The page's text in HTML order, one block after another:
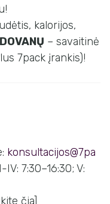
kalorijos,
DOVANŲ – savaitinė
7pack įrankis)!
konsultacijos@7pa
7:30–16:30; V:
čia]